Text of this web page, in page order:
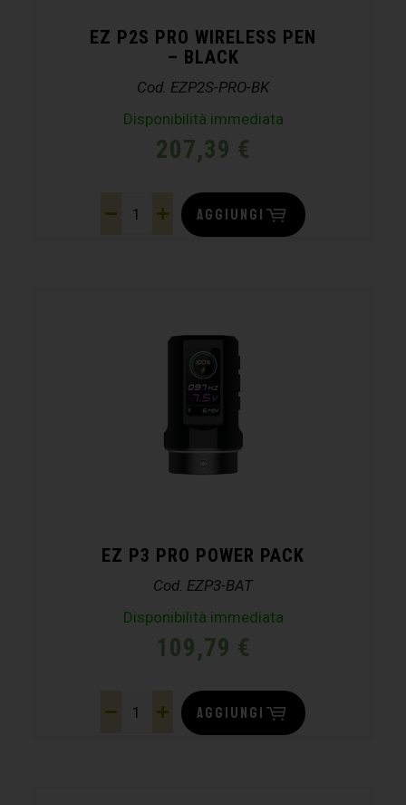
EZ P2S PRO WIRELESS PEN
– BLACK
Cod. EZP2S-PRO-BK
Disponibilità immediata
207,39 €
AGGIUNGI
EZ P3 PRO POWER PACK
Cod. EZP3-BAT
Disponibilità immediata
109,79 €
AGGIUNGI